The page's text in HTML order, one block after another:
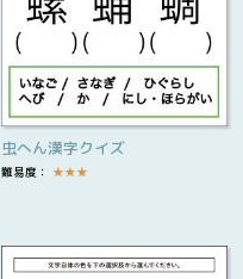
虫へん漢字クイズ
難易度： ★★★